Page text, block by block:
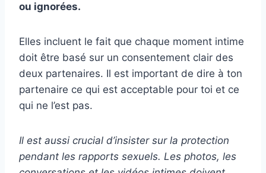
ou ignorées.
Elles incluent le fait que chaque moment intime
doit être basé sur un consentement clair des
deux partenaires. Il est important de dire à ton
partenaire ce qui est acceptable pour toi et ce
qui ne l’est pas.
Il est aussi crucial d’insister sur la protection
pendant les rapports sexuels. Les photos, les